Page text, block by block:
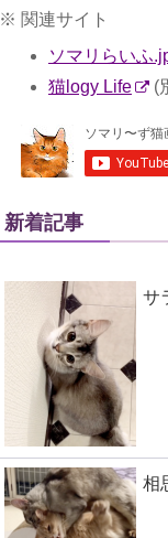
※ 関連サイト
ソマリらいふ
猫logy Life
(
新着記事
サ
相